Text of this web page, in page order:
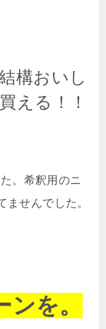
構おいし
える！！
。希釈用のニ
せんでした。
を。